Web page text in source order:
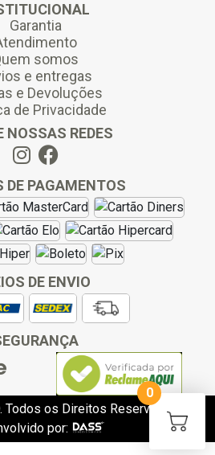
Garantia
somos
e entregas
e Devoluções
de Privacidade
NOSSAS REDES
DE PAGAMENTOS
DE ENVIO
os Direitos Reservados.
por:
0